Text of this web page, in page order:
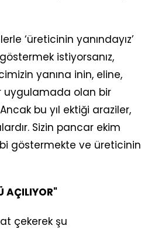
‘üreticinin yanındayız’
istiyorsanız,
yanına inin, eline,
uygulamada olan bir
bu yıl ektiği araziler,
Sizin pancar ekim
göstermekte ve üreticinin
AÇILIYOR"
çekerek şu